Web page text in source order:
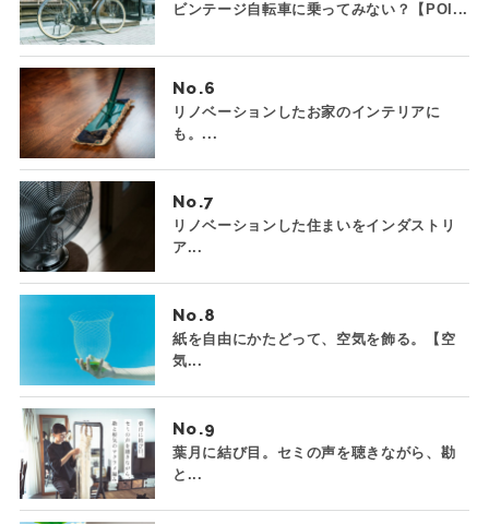
ビンテージ自転車に乗ってみない？【POI...
No.
リノベーションしたお家のインテリアに
も。...
No.
リノベーションした住まいをインダストリ
ア...
No.
紙を自由にかたどって、空気を飾る。【空
気...
No.
葉月に結び目。セミの声を聴きながら、勘
と...